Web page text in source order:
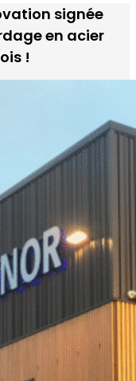
signée
en acier
!